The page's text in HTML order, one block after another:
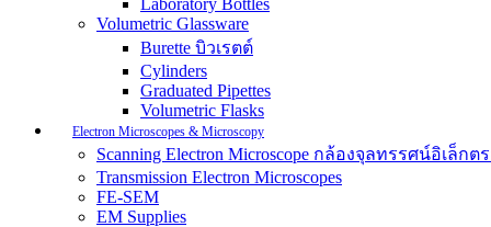
Laboratory Bottles
Volumetric Glassware
Burette บิวเรตต์
Cylinders
Graduated Pipettes
Volumetric Flasks
Electron Microscopes & Microscopy
Scanning Electron Microscope กล้องจุลทรรศน์อิเล็ก
Transmission Electron Microscopes
FE-SEM
EM Supplies